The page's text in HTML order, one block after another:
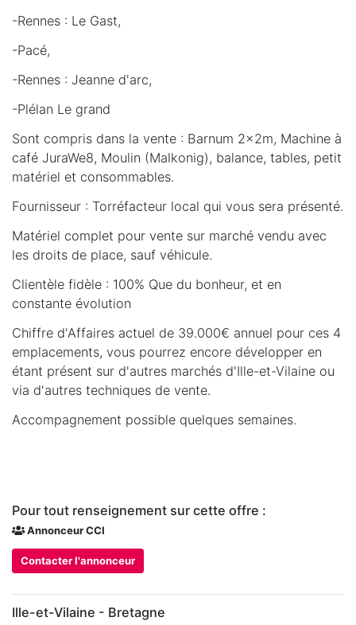
-Rennes : Le Gast,
-Pacé,
-Rennes : Jeanne d'arc,
-Plélan Le grand
Sont compris dans la vente : Barnum 2x2m, Machine à
café JuraWe8, Moulin (Malkonig), balance, tables, petit
matériel et consommables.
Fournisseur : Torréfacteur local qui vous sera présenté.
Matériel complet pour vente sur marché vendu avec
les droits de place, sauf véhicule.
Clientèle fidèle : 100% Que du bonheur, et en
constante évolution
Chiffre d'Affaires actuel de 39.000€ annuel pour ces 4
emplacements, vous pourrez encore développer en
étant présent sur d'autres marchés d'Ille-et-Vilaine ou
via d'autres techniques de vente.
Accompagnement possible quelques semaines.
Pour tout renseignement sur cette offre :
Annonceur CCI
Contacter l'annonceur
Ille-et-Vilaine - Bretagne